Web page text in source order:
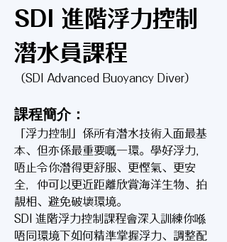
SDI 進階浮力控制
潛水員課程
（SDI Advanced Buoyancy Diver）
課程簡介：
「浮力控制」係所有潛水技術入面最基
本、但亦係最重要嘅一環。學好浮力，
唔止令你潛得更舒服、更慳氣、更安
全，仲可以更近距離欣賞海洋生物、拍
靚相、避免破壞環境。
SDI 進階浮力控制課程會深入訓練你喺
唔同環境下如何精準掌握浮力、調整配